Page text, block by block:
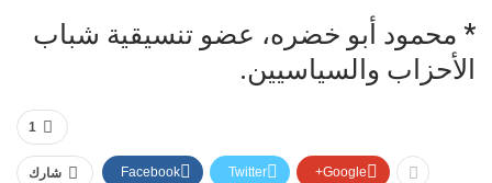
* محمود أبو خضره، عضو تنسيقية شباب
الأحزاب والسياسيين.
1
شارك Facebook Twitter Google+